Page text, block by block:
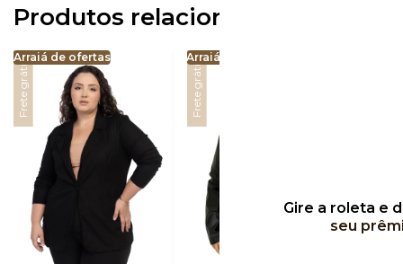
Gire a roleta e
seu
Produtos relacionados
Arraiá de ofertas
Frete grátis
Arraiá de ofertas
Frete grátis